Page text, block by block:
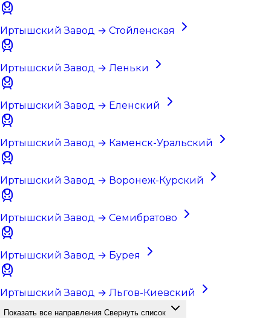
Иртышский Завод → Стойленская
Иртышский Завод → Леньки
Иртышский Завод → Еленский
Иртышский Завод → Каменск-Уральский
Иртышский Завод → Воронеж-Курский
Иртышский Завод → Семибратово
Иртышский Завод → Бурея
Иртышский Завод → Льгов-Киевский
Показать все направления Свернуть список